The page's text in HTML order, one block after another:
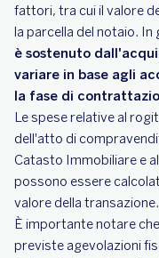
fattori, tra cui il valore
la parcella del notaio. In
è sostenuto
variare in base agli
la fase di
Le spese relative al
dell'atto di
Catasto Immobiliare e
possono essere
valore della transazione.
È importante notare
previste agevolazioni